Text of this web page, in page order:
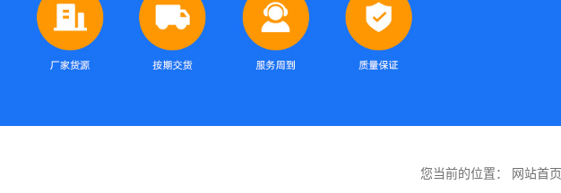
您当前的位置： 网站首页